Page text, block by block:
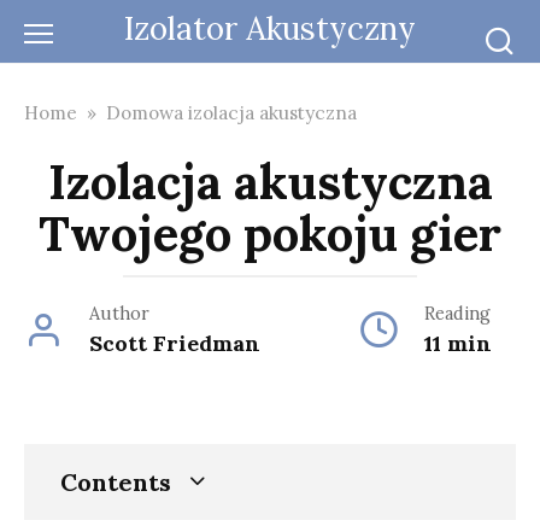
Izolator Akustyczny
Home » Domowa izolacja akustyczna
Izolacja akustyczna
Twojego pokoju gier
Author
Scott Friedman
Reading
11 min
Contents